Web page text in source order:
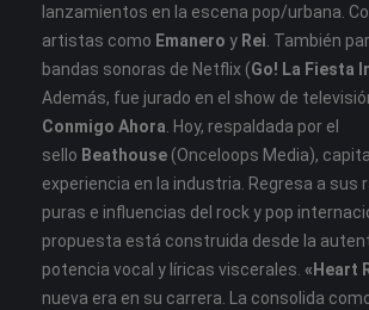
lanzamientos en la escena pop/urbana.
artistas como Emanero y Rei . También
bandas sonoras de Netflix (Go! La Fiesta
Además, fue jurado en el show de
Conmigo Ahora . Hoy, respaldada por el
sello Beathouse (Onceloops Media),
experiencia en la industria. Regresa a sus
puras e influencias del rock y pop
propuesta está construida desde la
potencia vocal y líricas viscerales. «Heart
nueva era en su carrera. La consolida